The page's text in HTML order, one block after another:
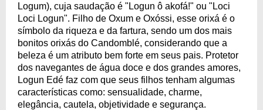
Logum), cuja saudação é "Logun ô akofá!" ou "Loci
Loci Logun". Filho de Oxum e Oxóssi, esse orixá é o
símbolo da riqueza e da fartura, sendo um dos mais
bonitos orixás do Candomblé, considerando que a
beleza é um atributo bem forte em seus pais. Protetor
dos navegantes de água doce e dos grandes amores,
Logun Edé faz com que seus filhos tenham algumas
características como: sensualidade, charme,
elegância, cautela, objetividade e segurança.